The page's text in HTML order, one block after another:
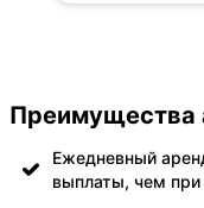
Преимущества
Ежедневный
выплаты, чем